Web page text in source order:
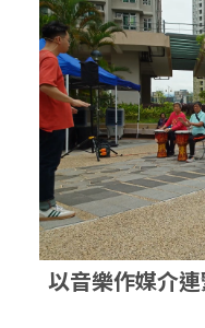
以音樂作媒介